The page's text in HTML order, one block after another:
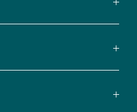
aceptas
comerciales
personalizadas